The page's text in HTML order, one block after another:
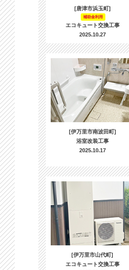
[唐津市浜玉町]
補助金利用
エコキュート交換工事
2025.10.27
[伊万里市南波田町]
浴室改装工事
2025.10.17
[伊万里市山代町]
エコキュート交換工事